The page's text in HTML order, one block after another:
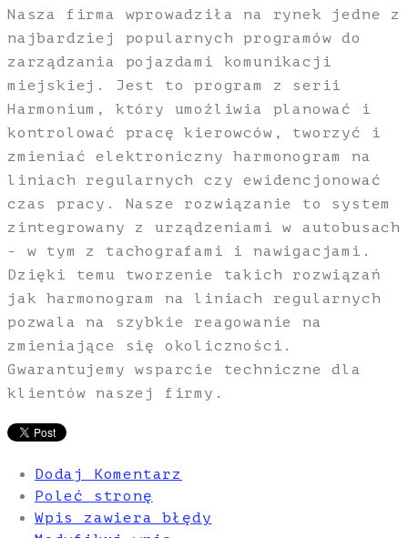
Nasza firma wprowadziła na rynek jedne z
najbardziej popularnych programów do
zarządzania pojazdami komunikacji
miejskiej. Jest to program z serii
Harmonium, który umożliwia planować i
kontrolować pracę kierowców, tworzyć i
zmieniać elektroniczny harmonogram na
liniach regularnych czy ewidencjonować
czas pracy. Nasze rozwiązanie to system
zintegrowany z urządzeniami w autobusach
- w tym z tachografami i nawigacjami.
Dzięki temu tworzenie takich rozwiązań
jak harmonogram na liniach regularnych
pozwala na szybkie reagowanie na
zmieniające się okoliczności.
Gwarantujemy wsparcie techniczne dla
klientów naszej firmy.
Dodaj Komentarz
Poleć stronę
Wpis zawiera błędy